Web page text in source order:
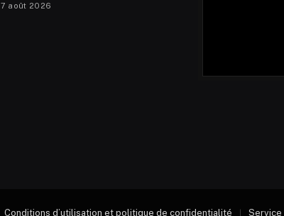
7 août 2026
Conditions d’utilisation et politique de confidentialité Service